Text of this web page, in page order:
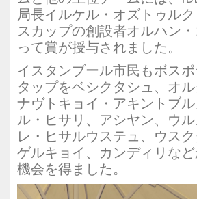
局長イルケル・オズトゥル
スカップの創設者オルハン
って賞が授与されました。
イスタンブール市民もボス
タップをベシクタシュ、オ
ナヴトキョイ・アキントブ
ル・ヒサリ、アシヤン、ウ
レ・ヒサルウステュ、ウス
ゲルキョイ、カンディリな
機会を得ました。